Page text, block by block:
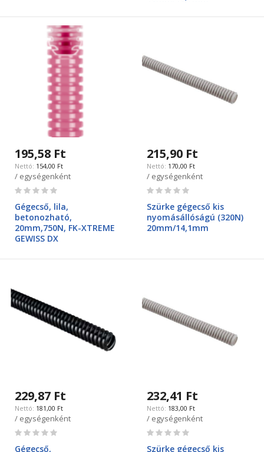
195,58 Ft
154,00 Ft
/ egységenként
Rating:
Gégecső, lila,
betonozható,
20mm,750N, FK-XTREME
GEWISS DX
215,90 Ft
170,00 Ft
/ egységenként
Rating:
Szürke gégecső kis
nyomásállóságú (320N)
20mm/14,1mm
229,87 Ft
181,00 Ft
/ egységenként
Rating:
Gégecső,
232,41 Ft
183,00 Ft
/ egységenként
Rating:
Szürke gégecső kis